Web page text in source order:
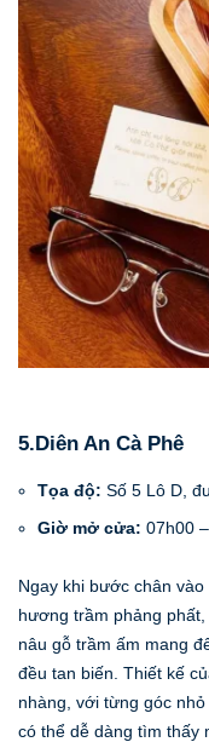
5.Diên An Cà Phê
Tọa độ: Số 5 Lô D,
Giờ mở cửa: 07h00
Ngay khi bước chân
hương trầm phảng
nâu gỗ trầm ấm mang
đều tan biến. Thiết kế
nhàng, với từng góc
có thể dễ dàng tìm thấy